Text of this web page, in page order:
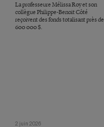
La professeure Mélissa Roy et son
collègue Philippe-Benoit Côté
reçoivent des fonds totalisant près de
600 000 $.
2 juin 2026